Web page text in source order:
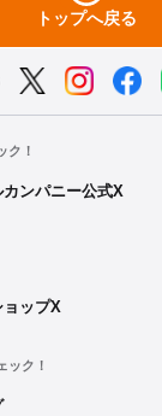
トップへ戻る
ク！
ンパニー公式X
ップX
ック！